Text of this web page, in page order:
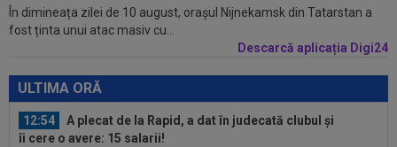
În dimineața zilei de 10 august, orașul Nijnekamsk din Tatarstan a
fost ținta unui atac masiv cu...
Descarcă aplicația Digi24
ULTIMA ORĂ
11:52
O echipă din SuperLiga, gata să se mute pe un
alt stadion: "Finalul lunii...
a făcut anunțul despre noul antrenor
12:54
A plecat de la Rapid, a dat în judecată clubul și
îi cere o avere: 15 salarii!